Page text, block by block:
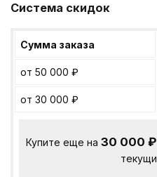
Система скидок
Сумма заказа
от 50 000 ₽
от 30 000 ₽
Купите еще на30 000₽